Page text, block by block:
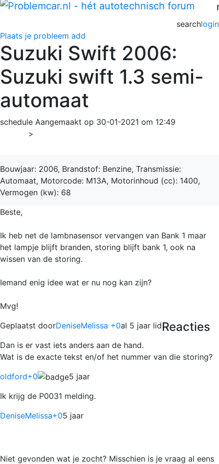
login
search
Plaats je probleem add
Suzuki Swift 2006:
Suzuki swift 1.3 semi-
automaat
schedule Aangemaakt op 30-01-2021 om 12:49
>
Bouwjaar: 2006, Brandstof: Benzine, Transmissie:
Automaat, Motorcode: M13A, Motorinhoud (cc): 1400,
Vermogen (kw): 68
Beste,
Ik heb net de lambnasensor vervangen van Bank 1 maar
het lampje blijft branden, storing blijft bank 1, ook na
wissen van de storing.
Iemand enig idee wat er nu nog kan zijn?
Mvg!
Geplaatst doorDeniseMelissa +0al 5 jaar lidReacties
Dan is er vast iets anders aan de hand.
Wat is de exacte tekst en/of het nummer van die storing?
oldford+0
5 jaar
Ik krijg de P0031 melding.
DeniseMelissa+05 jaar
Niet gevonden wat je zocht? Misschien is je vraag al eens